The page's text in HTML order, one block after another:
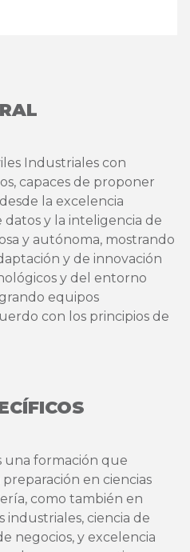
Industriales con
capaces de proponer
la excelencia
datos y la inteligencia de
y autónoma, mostrando
y de innovación
y del entorno
equipos
con los principios de
una formación que
en ciencias
como también en
industriales, ciencia de
negocios, y excelencia